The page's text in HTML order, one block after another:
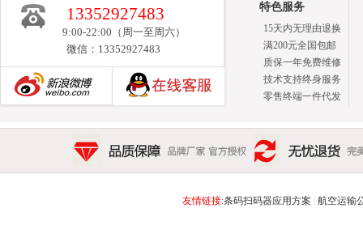
13352927483
9:00-22:00（周一至周六）
微信：13352927483
特色服务
15天内无理由退换
满200元全国包邮
质保一年免费维修
技术支持终身服务
零售终端一件代发
品质保障 品牌厂家 官方授权 无忧退货 完美售后 15天
友情链接:条码扫码器应用方案 航空运输